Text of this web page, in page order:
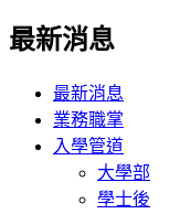
最新消息
最新消息
業務職掌
入學管道
大學部
學士後